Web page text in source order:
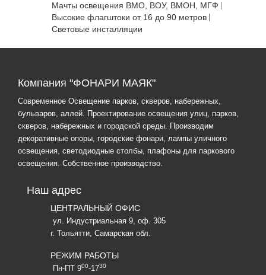
Мачты освещения ВМО, ВОУ, ВМОН, МГФ
Высокие флагштоки от 16 до 90 метров
Световые инсталляции
Компания "ФОНАРИ МАЯК"
Современное Освещение парков, скверов, набережных,
бульваров, аллей. Проектирование освещения улиц, парков,
скверов, набережных и городской среды. Производим
декоративные опоры, городские фонари, лампы уличного
освещения, светодиодные столбы, плафоны для паркового
освещения. Собственное производство.
Наш адрес
ЦЕНТРАЛЬНЫЙ ОФИС
ул. Индустриальная 9, оф. 305
г. Тольятти, Самарская обл.
РЕЖИМ РАБОТЫ
Пн-ПТ 900-1730